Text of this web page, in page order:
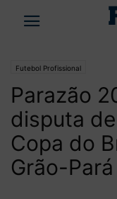
Futebol Profissional
Parazão
disputa
Copa do
Grão-Pará